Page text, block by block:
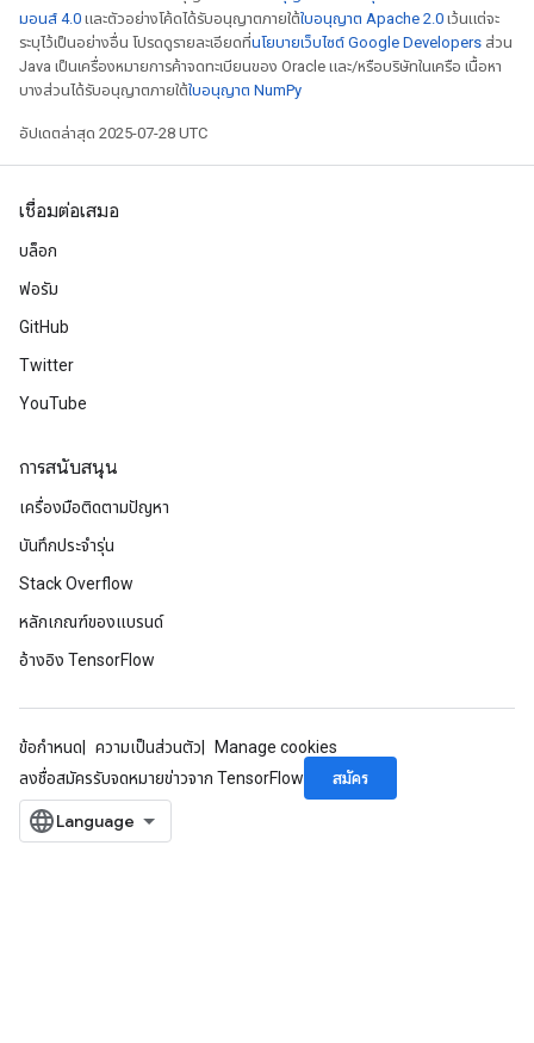
มอนส์ 4.0 และตัวอย่างโค้ดได้รับอนุญาตภายใต้ใบอนุญาต Apache 2.0 เว้นแต่จะ
ระบุไว้เป็นอย่างอื่น โปรดดูรายละเอียดที่นโยบายเว็บไซต์ Google Developers ส่วน
Java เป็นเครื่องหมายการค้าจดทะเบียนของ Oracle และ/หรือบริษัทในเครือ เนื้อหา
บางส่วนได้รับอนุญาตภายใต้ใบอนุญาต NumPy
อัปเดตล่าสุด 2025-07-28 UTC
เชื่อมต่อเสมอ
บล็อก
ฟอรัม
GitHub
Twitter
YouTube
การสนับสนุน
เครื่องมือติดตามปัญหา
บันทึกประจำรุ่น
Stack Overflow
หลักเกณฑ์ของแบรนด์
อ้างอิง TensorFlow
ข้อกำหนด ความเป็นส่วนตัว
Manage cookies
ลงชื่อสมัครรับจดหมายข่าวจาก TensorFlow
สมัคร